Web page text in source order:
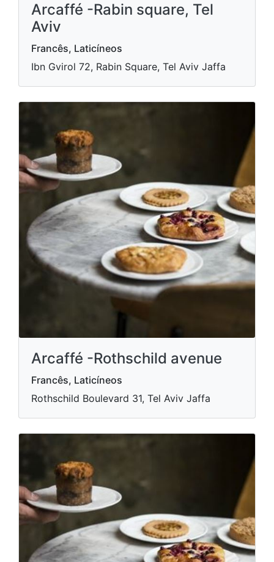
Arcaffé -Rabin square, Tel
Aviv
Francês, Laticíneos
Ibn Gvirol 72, Rabin Square, Tel Aviv Jaffa
Arcaffé -Rothschild avenue
Francês, Laticíneos
Rothschild Boulevard 31, Tel Aviv Jaffa